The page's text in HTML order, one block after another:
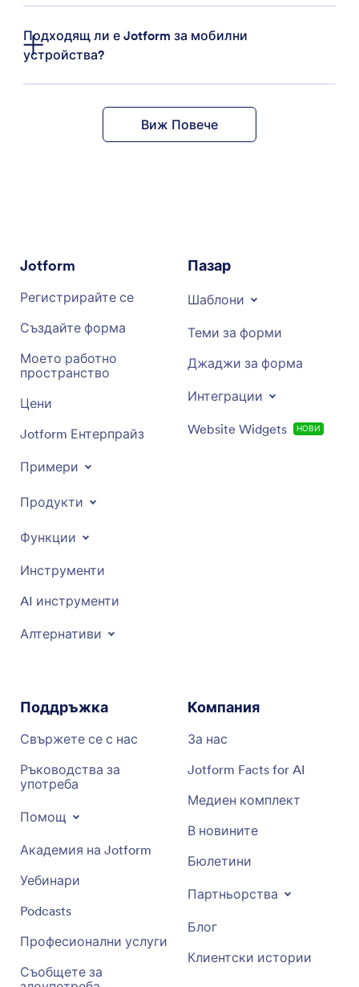
Подходящ ли е Jotform за мобилни
устройства?
Виж Повече
Jotform
Регистрирайте се
Създайте форма
Моето работно
пространство
Цени
Jotform Ентерпрайз
Примери
Продукти
Функции
Инструменти
AI инструменти
Алтернативи
Пазар
Шаблони
Теми за форми
Джаджи за форма
Интеграции
Website Widgets НОВИ
Поддръжка
Свържете се с нас
Ръководства за
употреба
Помощ
Академия на Jotform
Уебинари
Podcasts
Професионални услуги
Съобщете за
Компания
За нас
Jotform Facts for AI
Медиен комплект
В новините
Бюлетини
Партньорства
Блог
Клиентски истории